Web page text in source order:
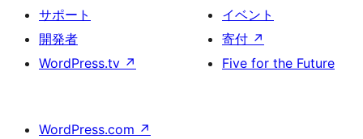
サポート
開発者
WordPress.tv ↗
イベント
寄付 ↗
Five for the Future
WordPress.com ↗